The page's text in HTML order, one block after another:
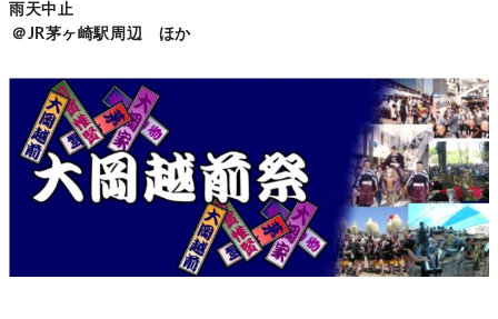
雨天中止
＠JR茅ヶ崎駅周辺 ほか